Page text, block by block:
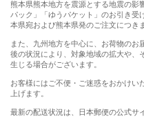
熊本県熊本地方を震源とする地震の影
パック」「ゆうパケット」のお引き受
本県宛および熊本県発のご注文につき
また、九州地方を中心に、お荷物の
後の状況により、対象地域の拡大や、
生じる場合がございます。
お客様にはご不便・ご迷惑をおかけい
上げます。
最新の配送状況は、日本郵便の公式サ